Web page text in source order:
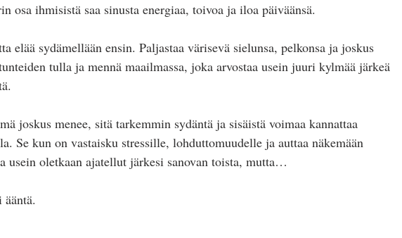
osa ihmisistä saa sinusta energiaa, toivoa ja iloa päiväänsä.
elää sydämellään ensin. Paljastaa värisevä sielunsa, pelkonsa ja joskus
tulla ja mennä maailmassa, joka arvostaa usein juuri kylmää järkeä
joskus menee, sitä tarkemmin sydäntä ja sisäistä voimaa kannattaa
Se kun on vastaisku stressille, lohduttomuudelle ja auttaa näkemään
usein oletkaan ajatellut järkesi sanovan toista, mutta…